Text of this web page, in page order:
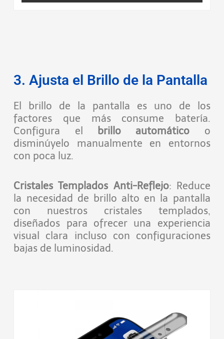
3. Ajusta el Brillo de la Pantalla
El brillo de la pantalla es uno de los
factores que más consume batería.
Configura el brillo automático o
disminúyelo manualmente en entornos
con poca luz.
Cristales Templados Anti-Reflejo: Reduce
la necesidad de brillo alto en la pantalla
con nuestros cristales templados,
diseñados para ofrecer una experiencia
visual clara incluso con configuraciones
bajas de luminosidad.